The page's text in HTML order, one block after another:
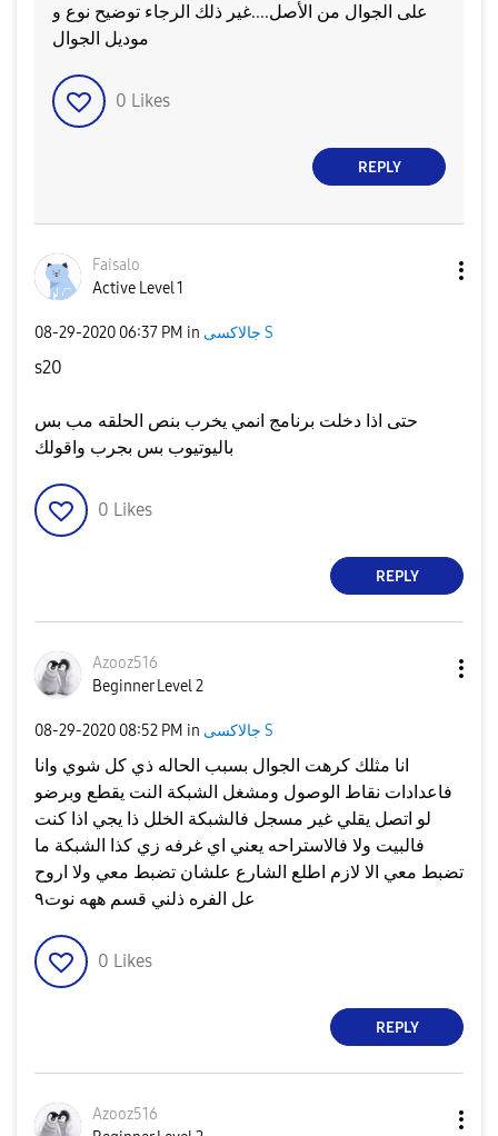
على الجوال من الأصل....غير ذلك الرجاء توضيح نوع و
موديل الجوال
0 Likes
REPLY
Faisalo
Active Level 1
‎08-29-2020 06:37 PM in جالاكسى S
s20
حتى اذا دخلت برنامج انمي يخرب بنص الحلقه مب بس
باليوتيوب بس بجرب واقولك
0 Likes
REPLY
Azooz516
Beginner Level 2
‎08-29-2020 08:52 PM in جالاكسى S
انا مثلك كرهت الجوال بسبب الحاله ذي كل شوي وانا
فاعدادات نقاط الوصول ومشغل الشبكة النت يقطع وبرضو
لو اتصل يقلي غير مسجل فالشبكة الخلل ذا يجي اذا كنت
فالبيت ولا فالاستراحه يعني اي غرفه زي كذا الشبكة ما
تضبط معي الا لازم اطلع الشارع علشان تضبط معي ولا اروح
عل الفره ذلني قسم ههه نوت٩
0 Likes
REPLY
Azooz516